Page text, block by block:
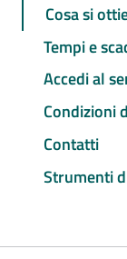
Cosa si
Tempi e
Accedi al
Condizioni
Contatti
Strumenti